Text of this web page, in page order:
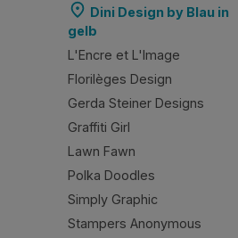
Dini Design by Blau in
gelb
L'Encre et L'Image
Florilèges Design
Gerda Steiner Designs
Graffiti Girl
Lawn Fawn
Polka Doodles
Simply Graphic
Stampers Anonymous